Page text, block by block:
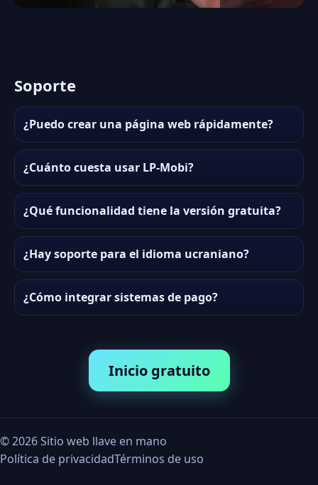
Soporte
¿Puedo crear una página web rápidamente?
¿Cuánto cuesta usar LP-Mobi?
¿Qué funcionalidad tiene la versión gratuita?
¿Hay soporte para el idioma ucraniano?
¿Cómo integrar sistemas de pago?
Inicio gratuito
©2026Sitio web llave en mano
Política de privacidadTérminos de uso